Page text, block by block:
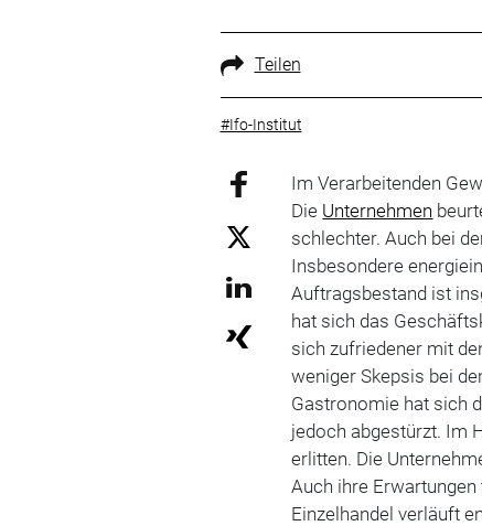
Teilen
#Ifo-Institut
Im Verarbeitenden
Die Unternehmen
schlechter. Auch bei
Insbesondere
Auftragsbestand ist
hat sich das
sich zufriedener mit
weniger Skepsis bei
Gastronomie hat sich
jedoch abgestürzt. Im
erlitten. Die
Auch ihre
Einzelhandel verläuft